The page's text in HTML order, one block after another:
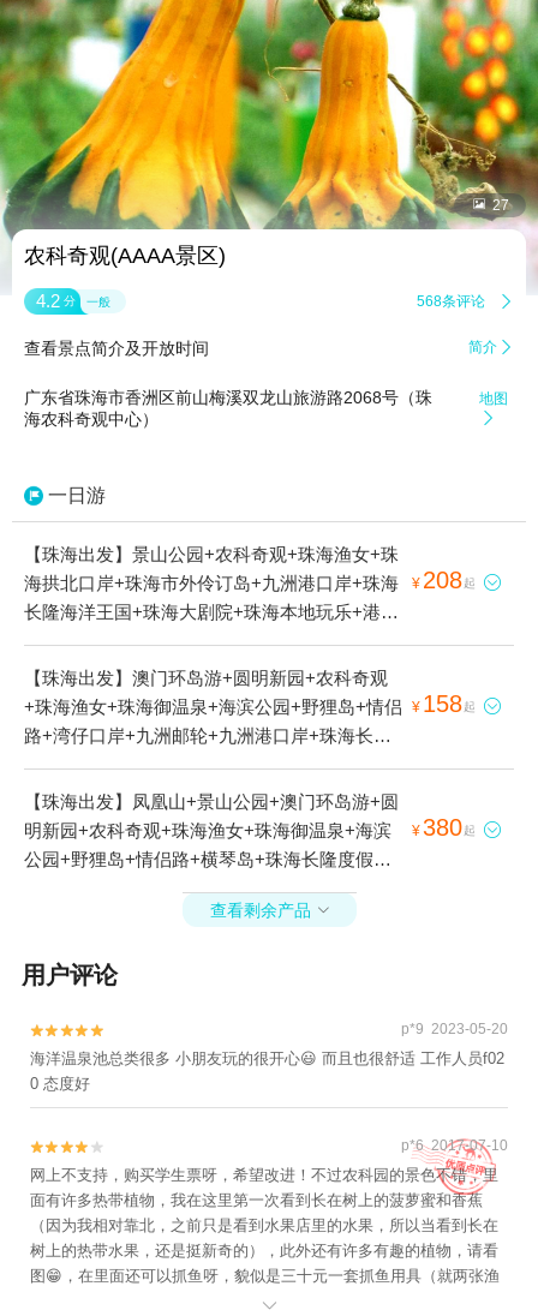
 27
农科奇观(AAAA景区)
4.2 分 一般 568条评论 
查看景点简介及开放时间 简介 
广东省珠海市香洲区前山梅溪双龙山旅游路2068号（珠
海农科奇观中心）
地图

一日游
【珠海出发】景山公园+农科奇观+珠海渔女+珠
海拱北口岸+珠海市外伶订岛+九洲港口岸+珠海
长隆海洋王国+珠海大剧院+珠海本地玩乐+港珠
澳大桥游+珠海港珠澳大桥直升机体验基地+珠海
渔女雕像+九洲港+珠海景山道观海段1日游
¥ 208起 
【珠海出发】澳门环岛游+圆明新园+农科奇观
+珠海渔女+珠海御温泉+海滨公园+野狸岛+情侣
路+湾仔口岸+九洲邮轮+九洲港口岸+珠海长隆
度假区+珠海长隆海洋王国+珠海大剧院+港珠澳
大桥游+海上看珠海+湾仔旅游码头+九洲船说·相
约大海+港珠澳大桥珠海公路口岸+珠澳海湾夜游
+海上看港珠澳大桥+香炉湾沙滩1日游
¥ 158起 
【珠海出发】凤凰山+景山公园+澳门环岛游+圆
明新园+农科奇观+珠海渔女+珠海御温泉+海滨
公园+野狸岛+情侣路+横琴岛+珠海长隆度假区
+珠海长隆海洋王国+珠海大剧院+港珠澳大桥游
+湾仔旅游码头+日月贝直升机观光基地+珠海日
地+香炉湾沙滩1日游
¥380起 
查看剩余产品 
用户评论

 p*9 2023-05-20
海洋温泉池总类很多 小朋友玩的很开心😃 而且也很舒适 工作人员f02
0 态度好

 p*6 2017-07-10
网上不支持，购买学生票呀，希望改进！不过农科园的景色不错，里
面有许多热带植物，我在这里第一次看到长在树上的菠萝蜜和香蕉
（因为我相对靠北，之前只是看到水果店里的水果，所以当看到长在
树上的热带水果，还是挺新奇的），此外还有许多有趣的植物，请看
图😁，在里面还可以抓鱼呀，貌似是三十元一套抓鱼用具（就两张渔
网和一个小鱼箱，感觉有点贵，不过86挺好玩的）

